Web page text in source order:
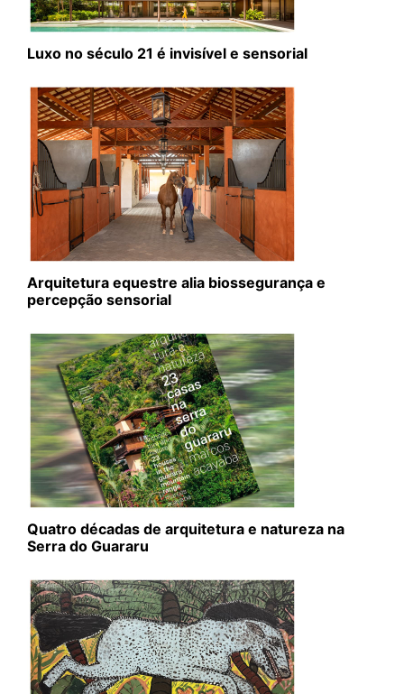
Luxo no século 21 é invisível e sensorial
Arquitetura equestre alia biossegurança e
percepção sensorial
Quatro décadas de arquitetura e natureza na
Serra do Guararu